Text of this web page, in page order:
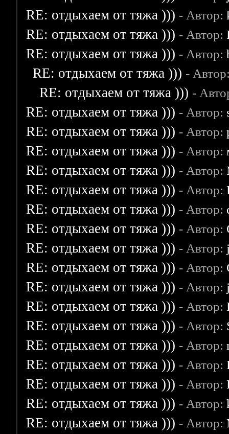
RE: отдыхаем от тяжа ))) - Автор:
RE: отдыхаем от тяжа ))) - Автор:
RE: отдыхаем от тяжа ))) - Автор:
RE: отдыхаем от тяжа ))) -
RE: отдыхаем от тяжа ))) -
RE: отдыхаем от тяжа ))) - Автор:
RE: отдыхаем от тяжа ))) - Автор:
RE: отдыхаем от тяжа ))) - Автор:
RE: отдыхаем от тяжа ))) - Автор:
RE: отдыхаем от тяжа ))) - Автор:
RE: отдыхаем от тяжа ))) - Автор:
RE: отдыхаем от тяжа ))) - Автор:
RE: отдыхаем от тяжа ))) - Автор:
RE: отдыхаем от тяжа ))) - Автор:
RE: отдыхаем от тяжа ))) - Автор:
RE: отдыхаем от тяжа ))) - Автор:
RE: отдыхаем от тяжа ))) - Автор:
RE: отдыхаем от тяжа ))) - Автор:
RE: отдыхаем от тяжа ))) - Автор:
RE: отдыхаем от тяжа ))) - Автор:
RE: отдыхаем от тяжа ))) - Автор:
RE: отдыхаем от тяжа ))) - Автор: